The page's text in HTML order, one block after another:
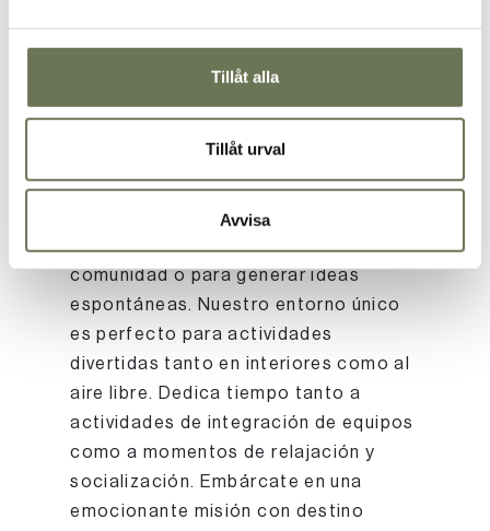
Tillåt alla
Tillåt urval
Avvisa
No olvides utilizar la agendade forma
equilibrada. Nada supera una reunión
presencial para sentir el espíritu de
comunidad o para generar ideas
espontáneas. Nuestro entorno único
es perfecto para actividades
divertidas tanto en interiores como al
aire libre. Dedica tiempo tanto a
actividades de integración de equipos
como a momentos de relajación y
socialización. Embárcate en una
emocionante misión con destino